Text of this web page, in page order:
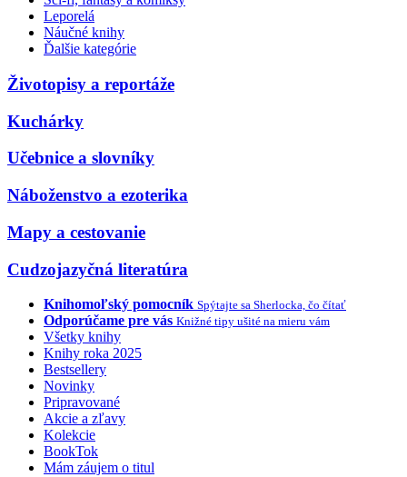
Leporelá
Náučné knihy
Ďalšie kategórie
Životopisy a reportáže
Kuchárky
Učebnice a slovníky
Náboženstvo a ezoterika
Mapy a cestovanie
Cudzojazyčná literatúra
Knihomoľský pomocník Spýtajte sa Sherlocka, čo čítať
Odporúčame pre vás Knižné tipy ušité na mieru vám
Všetky knihy
Knihy roka 2025
Bestsellery
Novinky
Pripravované
Akcie a zľavy
Kolekcie
BookTok
Mám záujem o titul